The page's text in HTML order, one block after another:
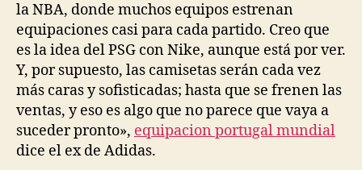
la NBA, donde muchos equipos estrenan
equipaciones casi para cada partido. Creo que
es la idea del PSG con Nike, aunque está por ver.
Y, por supuesto, las camisetas serán cada vez
más caras y sofisticadas; hasta que se frenen las
ventas, y eso es algo que no parece que vaya a
suceder pronto», equipacion portugal mundial
dice el ex de Adidas.